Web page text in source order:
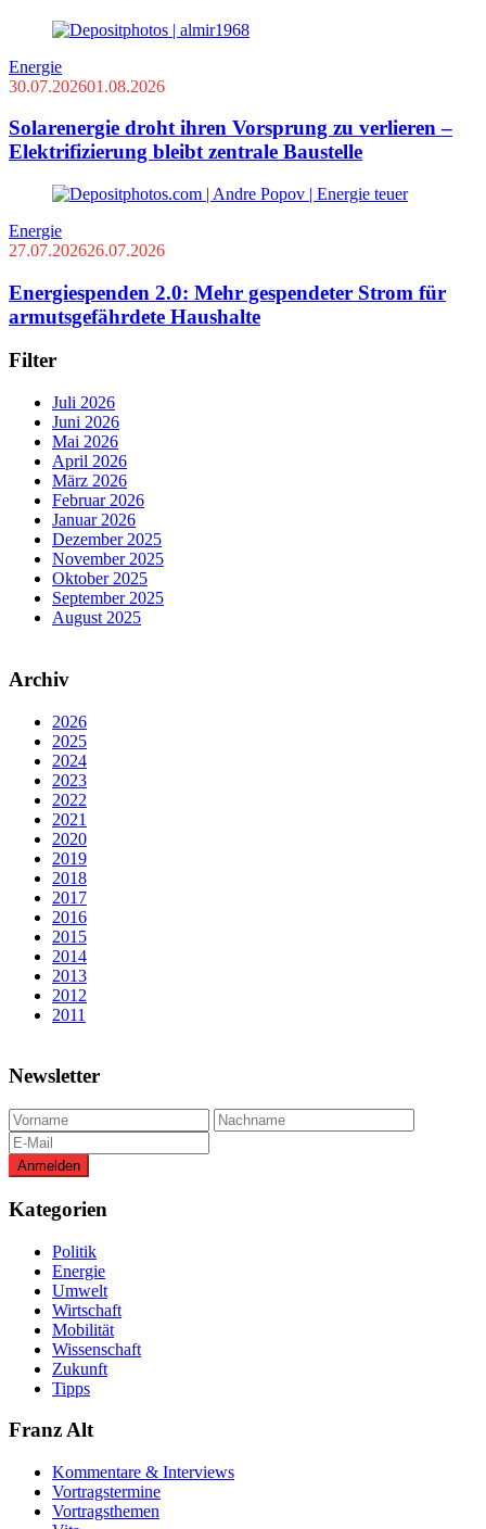
Energie
30.07.202601.08.2026
Solarenergie droht ihren Vorsprung zu verlieren –
Elektrifizierung bleibt zentrale Baustelle
Energie
27.07.202626.07.2026
Energiespenden 2.0: Mehr gespendeter Strom für
armutsgefährdete Haushalte
Filter
Juli 2026
Juni 2026
Mai 2026
April 2026
März 2026
Februar 2026
Januar 2026
Dezember 2025
November 2025
Oktober 2025
September 2025
August 2025
Archiv
2026
2025
2024
2023
2022
2021
2020
2019
2018
2017
2016
2015
2014
2013
2012
2011
Newsletter
Kategorien
Politik
Energie
Umwelt
Wirtschaft
Mobilität
Wissenschaft
Zukunft
Tipps
Franz Alt
Kommentare & Interviews
Vortragstermine
Vortragsthemen